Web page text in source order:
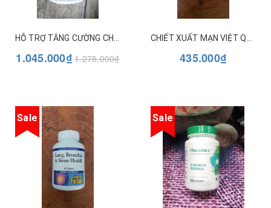
1.045.000₫ 1.275.000₫ 435.000₫
Sale Sale